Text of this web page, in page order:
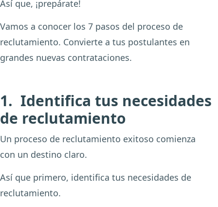
Así que, ¡prepárate!
Vamos a conocer los 7 pasos del proceso de
reclutamiento. Convierte a tus postulantes en
grandes nuevas contrataciones.
1. Identifica tus necesidades
de reclutamiento
Un proceso de reclutamiento exitoso comienza
con un destino claro.
Así que primero, identifica tus necesidades de
reclutamiento.